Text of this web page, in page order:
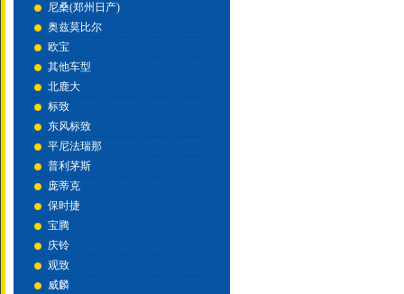
尼桑(郑州日产)
奥兹莫比尔
欧宝
其他车型
北鹿大
标致
东风标致
平尼法瑞那
普利茅斯
庞蒂克
保时捷
宝腾
庆铃
观致
威麟